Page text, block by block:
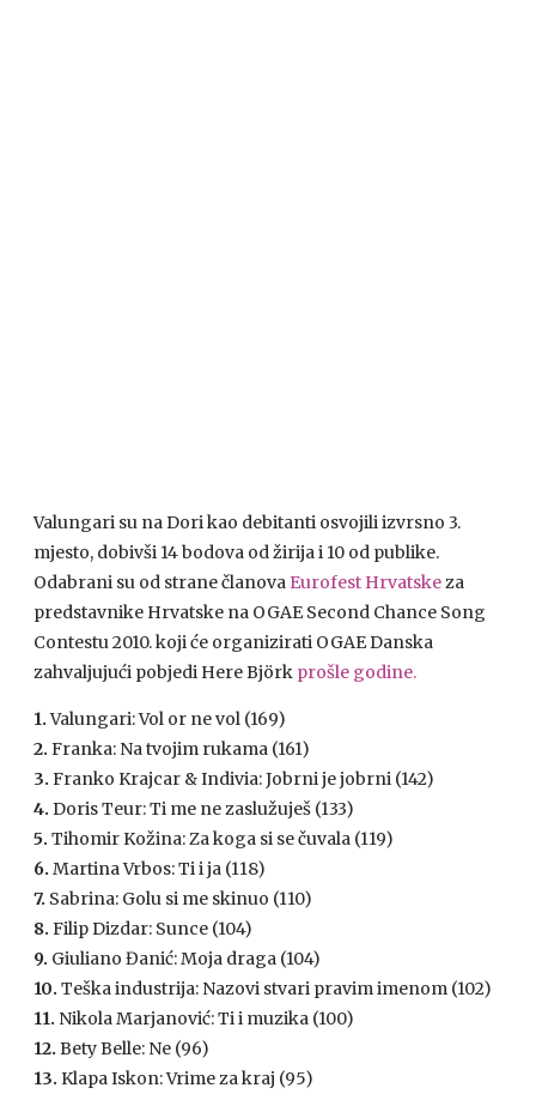
Valungari su na Dori kao debitanti osvojili izvrsno 3.
mjesto, dobivši 14 bodova od žirija i 10 od publike.
Odabrani su od strane članova Eurofest Hrvatskeza
predstavnike Hrvatske na OGAESecond Chance Song
Contestu 2010. koji će organizirati OGAEDanska
zahvaljujući pobjedi Here Björk prošle godine.
1.Valungari: Vol or ne vol (169)
2. Franka: Na tvojim rukama (161)
3. Franko Krajcar & Indivia: Jobrni je jobrni (142)
4. Doris Teur: Ti me ne zaslužuješ (133)
5. Tihomir Kožina: Za koga si se čuvala (119)
6. Martina Vrbos: Ti i ja (118)
7. Sabrina: Golu si me skinuo (110)
8. Filip Dizdar: Sunce (104)
9. Giuliano Đanić: Moja draga (104)
10. Teška industrija: Nazovi stvari pravim imenom (102)
11. Nikola Marjanović: Ti i muzika (100)
12. Bety Belle: Ne (96)
13. Klapa Iskon: Vrime za kraj (95)